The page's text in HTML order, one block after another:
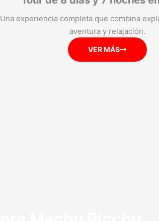
Una experiencia completa que combina
aventura y relajación.
VER MÁS